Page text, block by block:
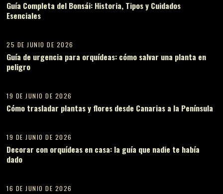
Guía Completa del Bonsái: Historia, Tipos y Cuidados
Esenciales
25 DE JUNIO DE 2026
Guía de urgencia para orquídeas: cómo salvar una planta en
peligro
19 DE JUNIO DE 2026
Cómo trasladar plantas y flores desde Canarias a la Península
09
19 DE JUNIO DE 2026
Decorar con orquídeas en casa: la guía que nadie te había
dado
16 DE JUNIO DE 2026